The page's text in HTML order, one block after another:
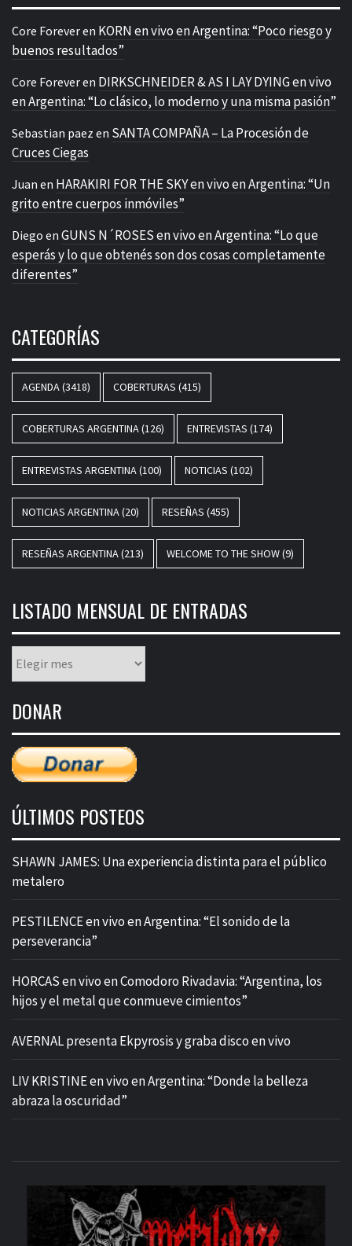
Core Foreveren KORN en vivo en Argentina: “Poco riesgo y
buenos resultados”
Core Foreveren DIRKSCHNEIDER & AS I LAY DYING en vivo
en Argentina: “Lo clásico, lo moderno y una misma pasión”
Sebastian paez en SANTA COMPAÑA – La Procesión de
Cruces Ciegas
Juan en HARAKIRI FOR THE SKY en vivo en Argentina: “Un
grito entre cuerpos inmóviles”
Diego en GUNS N´ROSES en vivo en Argentina: “Lo que
esperás y lo que obtenés son dos cosas completamente
diferentes”
CATEGORÍAS
AGENDA(3418) COBERTURAS (415)
COBERTURAS ARGENTINA(126) ENTREVISTAS (174)
ENTREVISTAS ARGENTINA(100) NOTICIAS (102)
NOTICIAS ARGENTINA(20) RESEÑAS (455)
RESEÑAS ARGENTINA(213) WELCOME TO THE SHOW(9)
LISTADO MENSUAL DE ENTRADAS
mensual
entradas
DONAR
ÚLTIMOS POSTEOS
SHAWN JAMES: Una experiencia distinta para el público
metalero
PESTILENCE en vivo en Argentina: “El sonido de la
perseverancia”
HORCAS en vivo en Comodoro Rivadavia: “Argentina, los
hijos y el metal que conmueve cimientos”
AVERNAL presenta Ekpyrosis y graba disco en vivo
LIV KRISTINE en vivo en Argentina: “Donde la belleza
abraza la oscuridad”